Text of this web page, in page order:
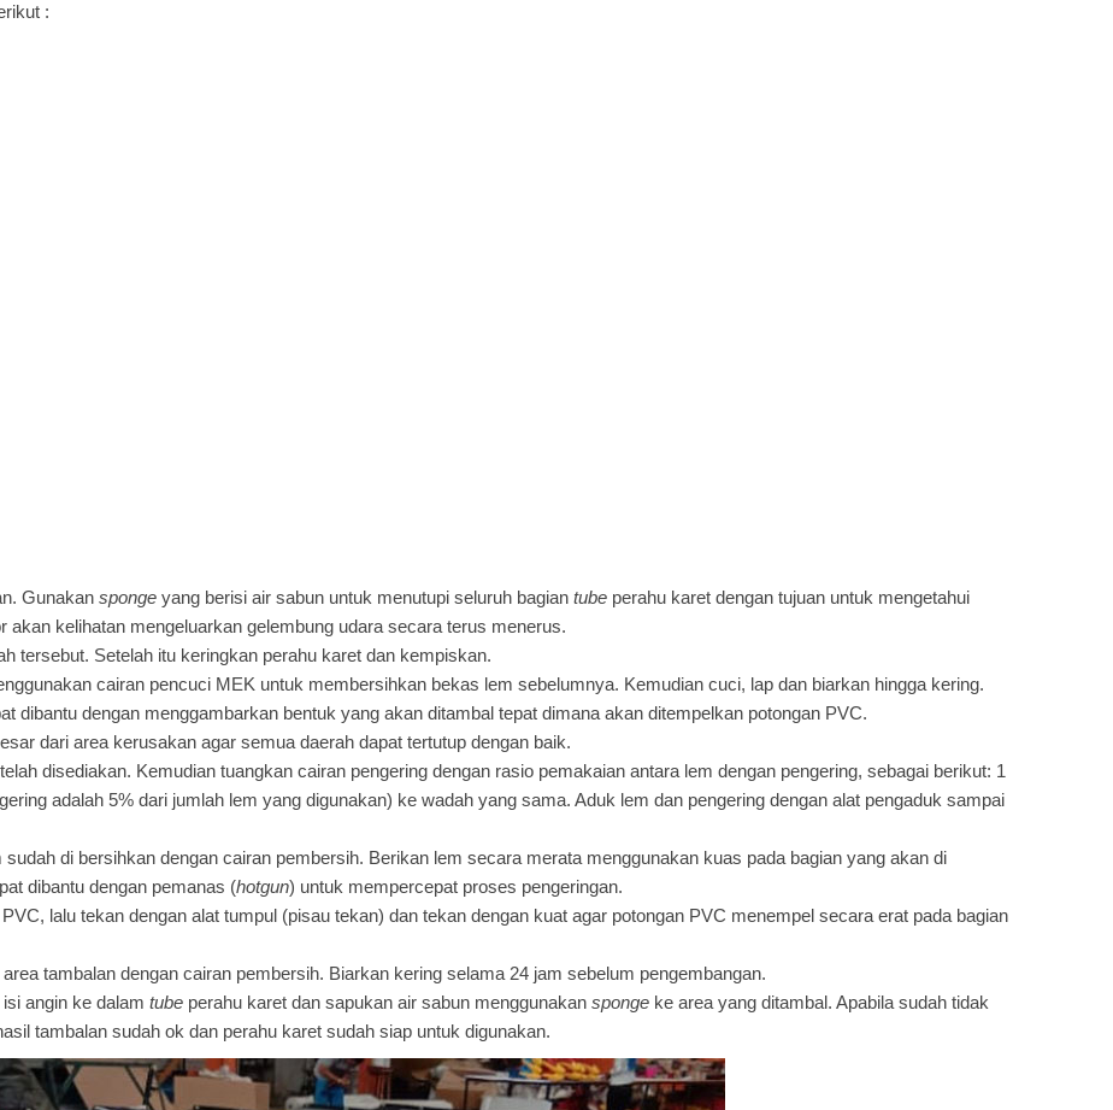
:
Gunakan sponge yang berisi air sabun untuk menutupi seluruh bagian tube perahu karet dengan tujuan untuk mengetahui
kelihatan mengeluarkan gelembung udara secara terus menerus.
tersebut. Setelah itu keringkan perahu karet dan kempiskan.
cairan pencuci MEK untuk membersihkan bekas lem sebelumnya. Kemudian cuci, lap dan biarkan hingga kering.
dibantu dengan menggambarkan bentuk yang akan ditambal tepat dimana akan ditempelkan potongan PVC.
dari area kerusakan agar semua daerah dapat tertutup dengan baik.
disediakan. Kemudian tuangkan cairan pengering dengan rasio pemakaian antara lem dengan pengering, sebagai berikut: 1
adalah 5% dari jumlah lem yang digunakan) ke wadah yang sama. Aduk lem dan pengering dengan alat pengaduk sampai
di bersihkan dengan cairan pembersih. Berikan lem secara merata menggunakan kuas pada bagian yang akan di
dibantu dengan pemanas (hotgun) untuk mempercepat proses pengeringan.
lalu tekan dengan alat tumpul (pisau tekan) dan tekan dengan kuat agar potongan PVC menempel secara erat pada bagian
tambalan dengan cairan pembersih. Biarkan kering selama 24 jam sebelum pengembangan.
angin ke dalam tube perahu karet dan sapukan air sabun menggunakan sponge ke area yang ditambal. Apabila sudah tidak
tambalan sudah ok dan perahu karet sudah siap untuk digunakan.